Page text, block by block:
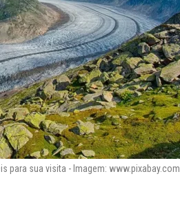
para sua visita - Imagem: www.pixabay.com